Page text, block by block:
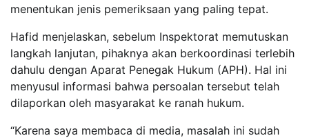
menentukan jenis pemeriksaan yang paling tepat.
Hafid menjelaskan, sebelum Inspektorat memutuskan
langkah lanjutan, pihaknya akan berkoordinasi terlebih
dahulu dengan Aparat Penegak Hukum (APH). Hal ini
menyusul informasi bahwa persoalan tersebut telah
dilaporkan oleh masyarakat ke ranah hukum.
“Karena saya membaca di media, masalah ini sudah